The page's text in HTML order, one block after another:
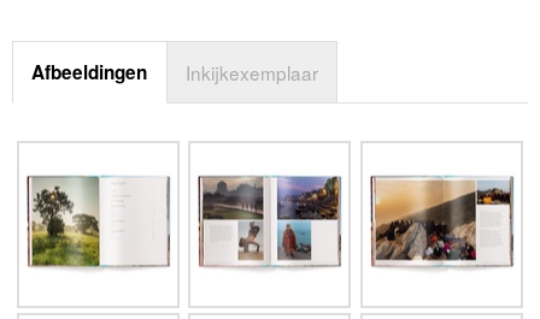
Afbeeldingen Inkijkexemplaar